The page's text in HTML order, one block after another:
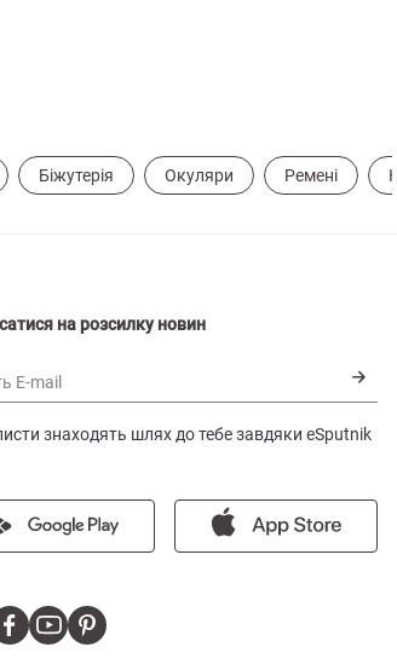
Біжутерія Окуляри Ремені
на розсилку новин
E-mail
знаходять шлях до тебе завдяки eSputnik